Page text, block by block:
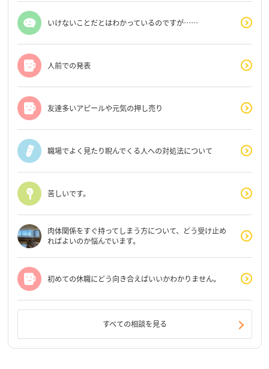
いけないことだとはわかっているのですが……
人前での発表
友達多いアピールや元気の押し売り
職場でよく見たり睨んでくる人への対処法について
苦しいです。
肉体関係をすぐ持ってしまう方について、どう受け止め
ればよいのか悩んでいます。
初めての休職にどう向き合えばいいかわかりません。
すべての相談を見る